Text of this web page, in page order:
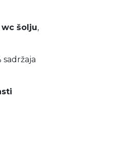
šolju,
sadržaja